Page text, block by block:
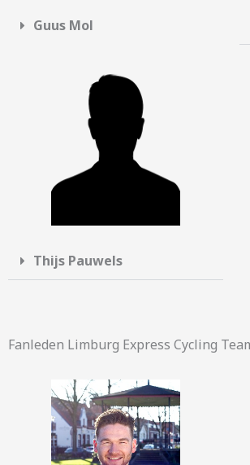
Guus Mol
Thijs Pauwels
Fanleden Limburg Express Cycling